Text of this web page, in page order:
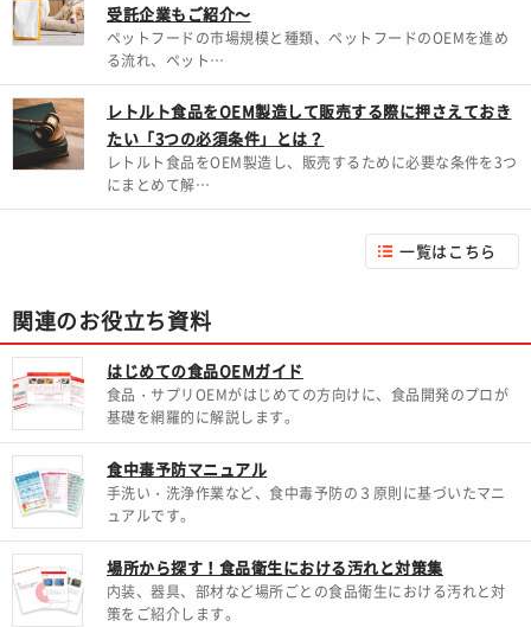
受託企業もご紹介～
ペットフードの市場規模と種類、ペットフードのOEMを進め
る流れ、ペット…
レトルト食品をOEM製造して販売する際に押さえておき
たい「3つの必須条件」とは？
レトルト食品をOEM製造し、販売するために必要な条件を3つ
にまとめて解…
一覧はこちら
関連のお役立ち資料
はじめての食品OEMガイド
食品・サプリOEMがはじめての方向けに、食品開発のプロが
基礎を網羅的に解説します。
食中毒予防マニュアル
手洗い・洗浄作業など、食中毒予防の３原則に基づいたマニ
ュアルです。
場所から探す！食品衛生における汚れと対策集
内装、器具、部材など場所ごとの食品衛生における汚れと対
策をご紹介します。